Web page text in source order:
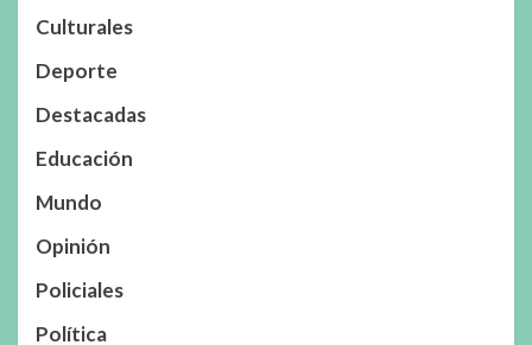
Culturales
Deporte
Destacadas
Educación
Mundo
Opinión
Policiales
Política